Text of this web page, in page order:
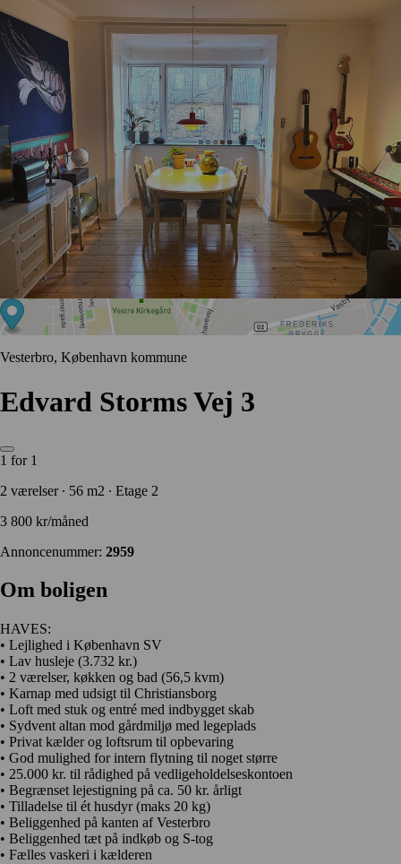
Vesterbro, København kommune
Edvard Storms Vej 3
1 for 1
2 værelser ∙ 56 m2 ∙ Etage 2
3 800 kr/måned
Annoncenummer: 2959
Om boligen
HAVES:
• Lejlighed i København SV
• Lav husleje (3.732 kr.)
• 2 værelser, køkken og bad (56,5 kvm)
• Karnap med udsigt til Christiansborg
• Loft med stuk og entré med indbygget skab
• Sydvent altan mod gårdmiljø med legeplads
• Privat kælder og loftsrum til opbevaring
• God mulighed for intern flytning til noget større
• 25.000 kr. til rådighed på vedligeholdelseskontoen
• Begrænset lejestigning på ca. 50 kr. årligt
• Tilladelse til ét husdyr (maks 20 kg)
• Beliggenhed på kanten af Vesterbro
• Beliggenhed tæt på indkøb og S-tog
• Fælles vaskeri i kælderen